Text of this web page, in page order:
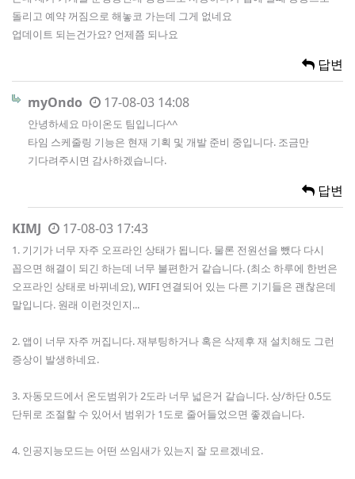
돌리고 예약 꺼짐으로 해놓코 가는데 그게 없네요
업데이트 되는건가요? 언제쯤 되나요
답변
myOndo 17-08-03 14:08
안녕하세요 마이온도 팀입니다^^
타임 스케줄링 기능은 현재 기획 및 개발 준비 중입니다. 조금만
기다려주시면 감사하겠습니다.
답변
KIMJ 17-08-03 17:43
1. 기기가 너무 자주 오프라인 상태가 됩니다. 물론 전원선을 뺐다 다시
꼽으면 해결이 되긴 하는데 너무 불편한거 같습니다. (최소 하루에 한번은
오프라인 상태로 바뀌네요), WIFI 연결되어 있는 다른 기기들은 괜찮은데
말입니다. 원래 이런것인지...
2. 앱이 너무 자주 꺼집니다. 재부팅하거나 혹은 삭제후 재 설치해도 그런
증상이 발생하네요.
3. 자동모드에서 온도범위가 2도라 너무 넓은거 같습니다. 상/하단 0.5도
단뒤로 조절할 수 있어서 범위가 1도로 줄어들었으면 좋겠습니다.
4. 인공지능모드는 어떤 쓰임새가 있는지 잘 모르겠네요.